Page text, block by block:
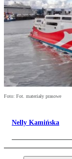
Foto: Fot. materiały prasowe
Nelly Kamińska